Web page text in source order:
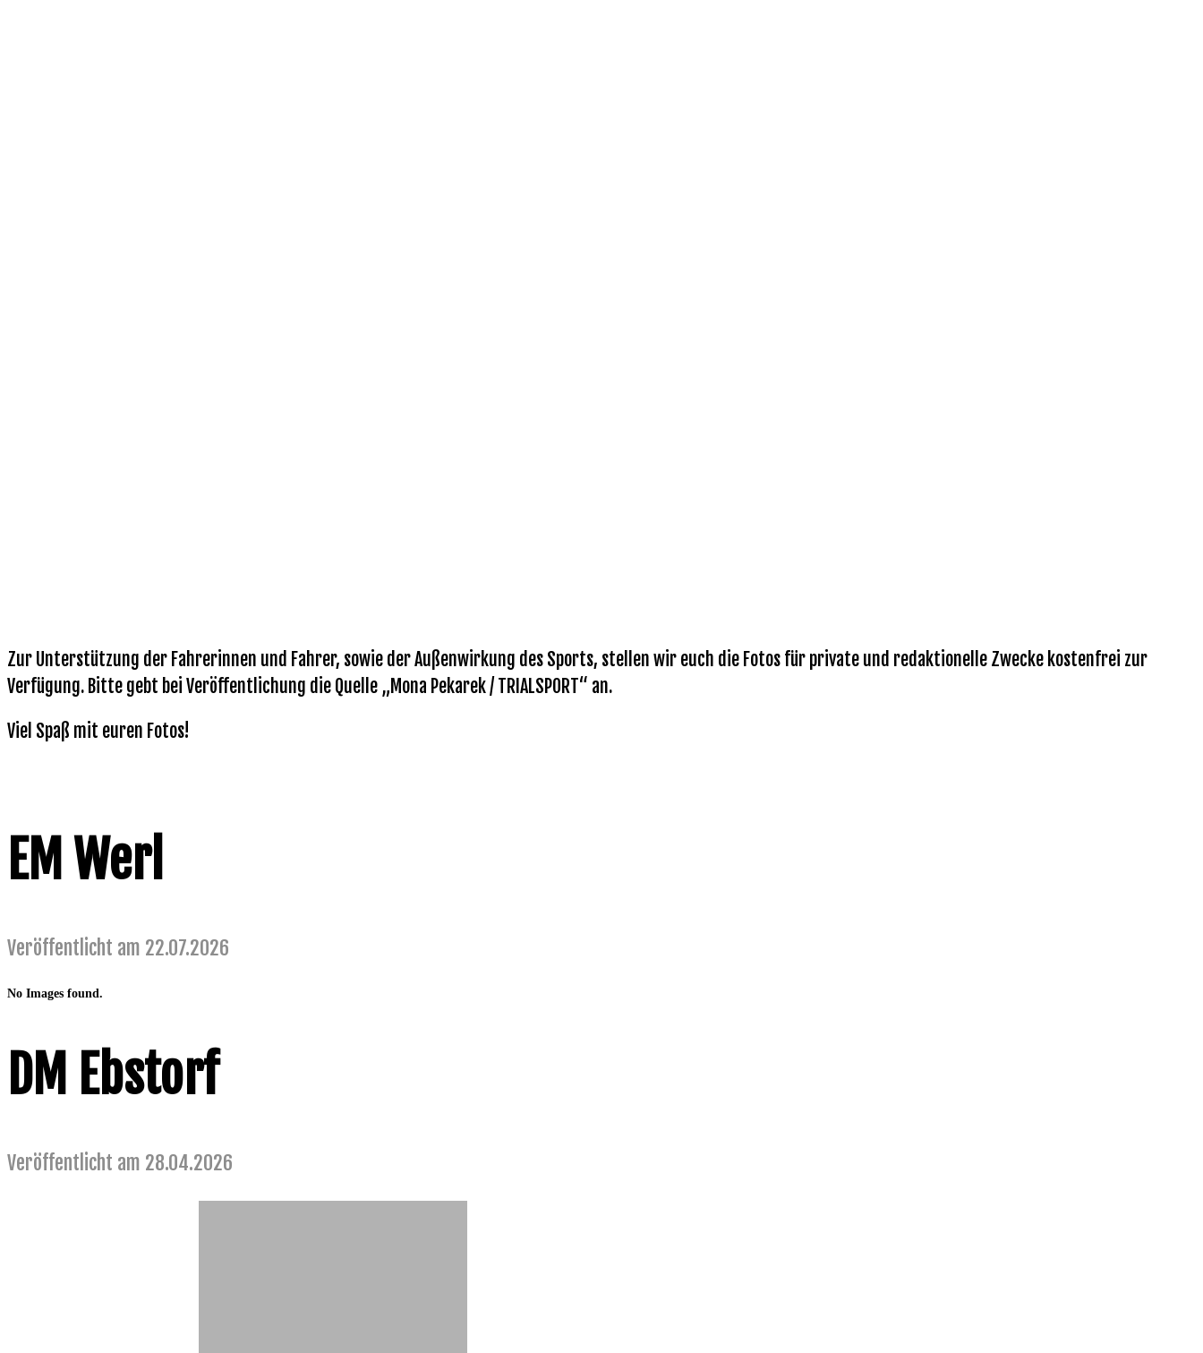
Zur Unterstützung der Fahrerinnen und Fahrer, sowie der Außenwirkung des Sports, stellen wir euch die Fotos für private und redaktionelle Zwecke kostenfrei zur
Verfügung. Bitte gebt bei Veröffentlichung die Quelle „Mona Pekarek / TRIALSPORT“ an.
Viel Spaß mit euren Fotos!
EM Werl
Veröffentlicht am 22.07.2026
No Images found.
DM Ebstorf
Veröffentlicht am 28.04.2026